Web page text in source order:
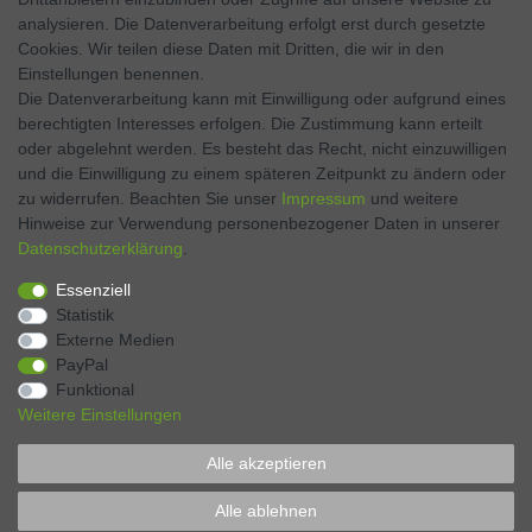
Twitter
Instagram
VERTRAG WIDERRUFEN Kontakt
Zahlen Sie bequem per
* Preise verstehen sich inkl. MwSt., zzgl. Pfand, zzgl. Versand
analysieren. Die Datenverarbeitung erfolgt erst durch gesetzte
Cookies. Wir teilen diese Daten mit Dritten, die wir in den
Einstellungen benennen.
Die Datenverarbeitung kann mit Einwilligung oder aufgrund eines
berechtigten Interesses erfolgen. Die Zustimmung kann erteilt
oder abgelehnt werden. Es besteht das Recht, nicht einzuwilligen
und die Einwilligung zu einem späteren Zeitpunkt zu ändern oder
zu widerrufen. Beachten Sie unser Impressum und weitere
Hinweise zur Verwendung personenbezogener Daten in unserer
Daten­schutz­erklärung
Essenziell
Statistik
Externe Medien
PayPal
Funktional
Weitere Einstellungen
Alle akzeptieren
Alle ablehnen